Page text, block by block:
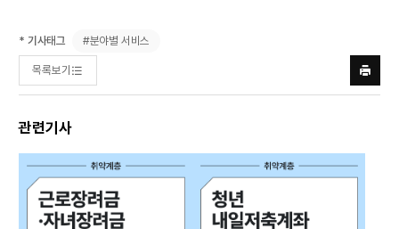
* 기사태그 #분야별 서비스
목록보기
프린트
하기
관련기사